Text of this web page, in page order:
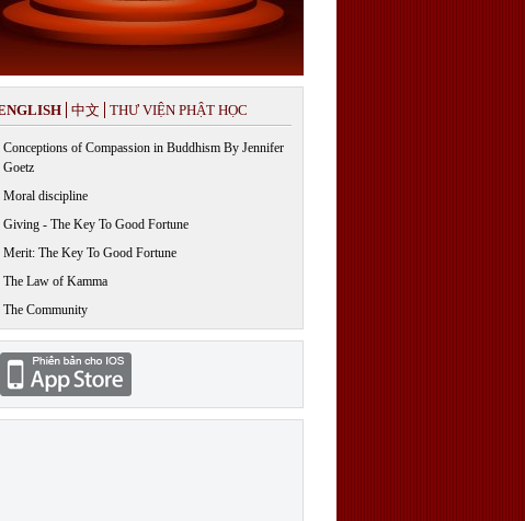
中文 THƯ VIỆN PHẬT HỌC
Conceptions of Compassion in Buddhism By Jennifer
Goetz
Moral discipline
Giving - The Key To Good Fortune
Merit: The Key To Good Fortune
The Law of Kamma
The Community